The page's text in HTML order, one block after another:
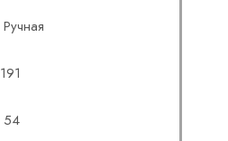
Ручная
191
54